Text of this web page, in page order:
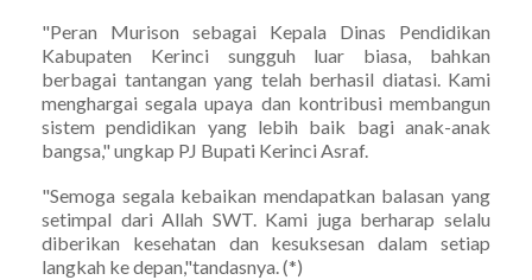
"Peran Murison sebagai Kepala Dinas Pendidikan
Kabupaten Kerinci sungguh luar biasa, bahkan
berbagai tantangan yang telah berhasil diatasi. Kami
menghargai segala upaya dan kontribusi membangun
sistem pendidikan yang lebih baik bagi anak-anak
bangsa," ungkap PJ Bupati Kerinci Asraf.
"Semoga segala kebaikan mendapatkan balasan yang
setimpal dari Allah SWT. Kami juga berharap selalu
diberikan kesehatan dan kesuksesan dalam setiap
langkah ke depan,"tandasnya. (*)